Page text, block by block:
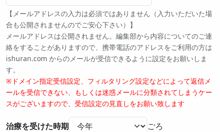
【メールアドレスの入力は必須ではありません（入力いただいた場
合も公開されませんのでご安心下さい）】
メールアドレスは公開されません。編集部から内容についてのご連
絡をすることがありますので、携帯電話のアドレスをご利用の方は
ishuran.com からのメールが受信できるように設定をお願いしま
す。
※ドメイン指定受信設定、フィルタリング設定などによって返信メ
ールを受信できない、もしくは迷惑メールに分類されてしまうケー
スがございますので、受信設定の見直しをお願い致します
治療を受けた時期